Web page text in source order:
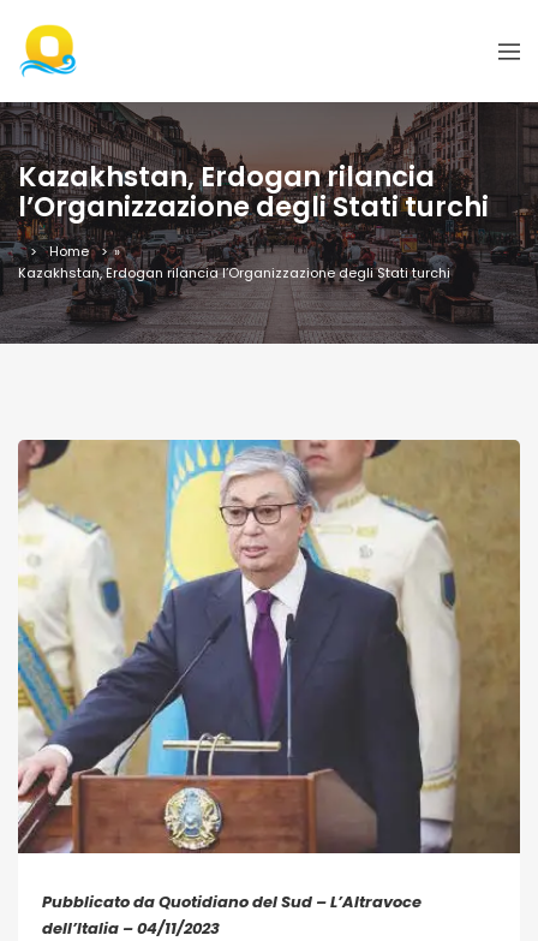
Kazakhstan, Erdogan rilancia
l’Organizzazione degli Stati turchi
Home
»
Kazakhstan, Erdogan rilancia l’Organizzazione degli Stati turchi
Pubblicato da Quotidiano del Sud – L’Altravoce
dell’Italia – 04/11/2023